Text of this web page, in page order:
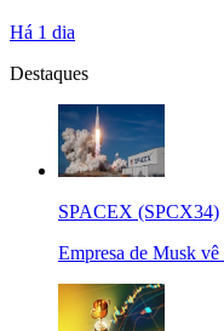
Há 1 dia
Destaques
SPACEX (SPCX34)
Empresa de Musk vê